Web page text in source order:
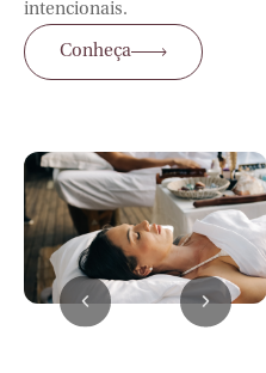
intencionais.
Conheça